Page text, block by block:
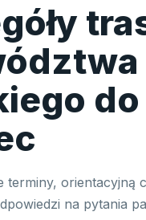
do
terminy, orientacyjną
na pytania